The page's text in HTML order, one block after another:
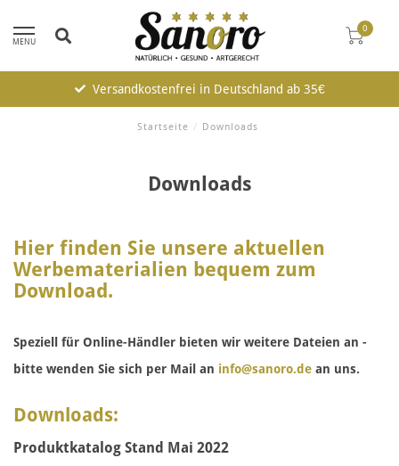
MENU
0
Versandkostenfrei in Deutschland ab 35€
Startseite / Downloads
Downloads
Hier finden Sie unsere aktuellen
Werbematerialien bequem zum
Download.
Speziell für Online-Händler bieten wir weitere Dateien an -
bitte wenden Sie sich per Mail an info@sanoro.de an uns.
Downloads:
Produktkatalog Stand Mai 2022